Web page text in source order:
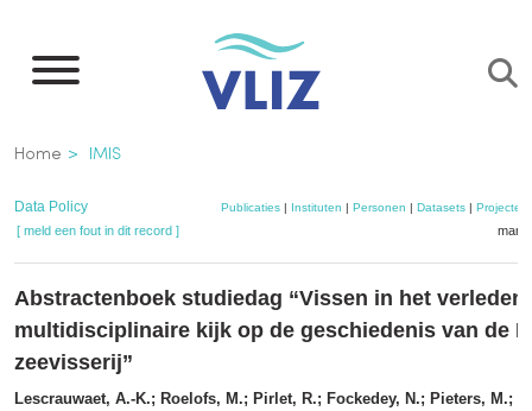
naar
inhoud
gaan
Kruimelpad
Home IMIS
Data Policy Publicaties| Instituten | Personen | Datasets| Projecten
[ meld een fout in dit record ]
Abstractenboek studiedag “Vissen in het
multidisciplinaire kijk op de geschiedenis van de
zeevisserij”
Lescrauwaet, A.-K.; Roelofs, M.; Pirlet, R.; Fockedey, N.; Pieters, M.;